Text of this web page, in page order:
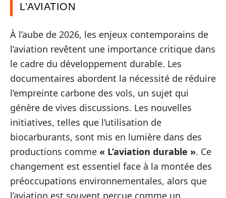
L’AVIATION
À l’aube de 2026, les enjeux contemporains de
l’aviation revêtent une importance critique dans
le cadre du développement durable. Les
documentaires abordent la nécessité de réduire
l’empreinte carbone des vols, un sujet qui
génère de vives discussions. Les nouvelles
initiatives, telles que l’utilisation de
biocarburants, sont mis en lumière dans des
productions comme « L’aviation durable ». Ce
changement est essentiel face à la montée des
préoccupations environnementales, alors que
l’aviation est souvent perçue comme un